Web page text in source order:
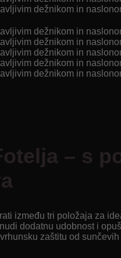
– s
između tri položaja za
dodatnu udobnost i
zaštitu od